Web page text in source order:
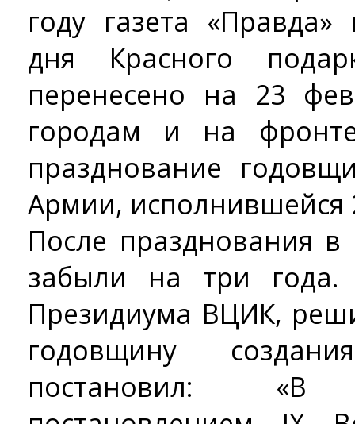
году газета «Правда»
дня Красного
перенесено на 23
городам и на
празднование
Армии, исполнившейся
После празднования
забыли на три года.
Президиума ВЦИК,
годовщину
постановил: «В